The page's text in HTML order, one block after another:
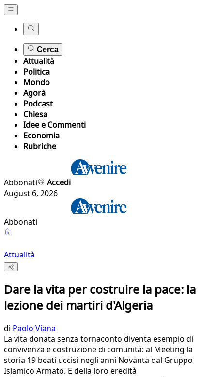
Cerca
Attualità
Politica
Mondo
Agorà
Podcast
Chiesa
Idee e Commenti
Economia
Rubriche
Abbonati
Accedi
August 6, 2026
Abbonati
Attualità
Dare la vita per costruire la pace: la
lezione dei martiri d'Algeria
di Paolo Viana
La vita donata senza tornaconto diventa esempio di
convivenza e costruzione di comunità: al Meeting la
storia 19 beati uccisi negli anni Novanta dal Gruppo
Islamico Armato. E della loro eredità